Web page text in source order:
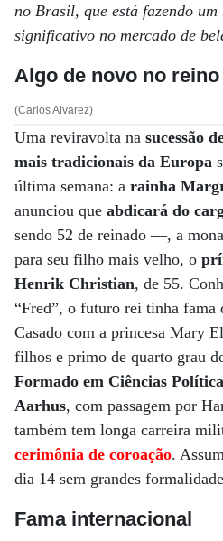
no Brasil, que está fazendo
significativo no mercado de
Algo de novo no
(Carlos Alvarez)
Uma reviravolta na sucessão
mais tradicionais da Europa
última semana: a rainha
anunciou que abdicará do
sendo 52 de reinado —­, a
para seu filho mais velho, o
Henrik Christian, de 55.
“Fred”, o futuro rei tinha fama
Casado com a princesa Mary
filhos e primo de quarto grau
Formado em Ciências
Aarhus, com passagem por
também tem longa carreira
cerimônia de coroação.
dia 14 sem grandes
Fama internacional